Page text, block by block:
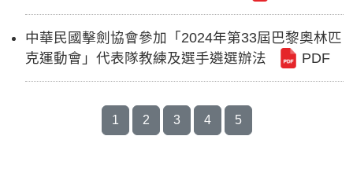
中華民國擊劍協會參加「2024年第33屆巴黎奧林匹
克運動會」代表隊教練及選手遴選辦法
PDF
1 2 3 4 5